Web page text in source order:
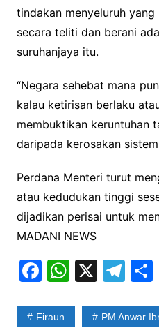
tindakan menyeluruh yang
secara teliti dan berani
suruhanjaya itu.
“Negara sehebat mana
kalau ketirisan berlaku
membuktikan keruntuhan
daripada kerosakan
Perdana Menteri turut
atau kedudukan tinggi
dijadikan perisai untuk
MADANI NEWS
F
c
W
at
X T
e
S
Firaun PM Anwar